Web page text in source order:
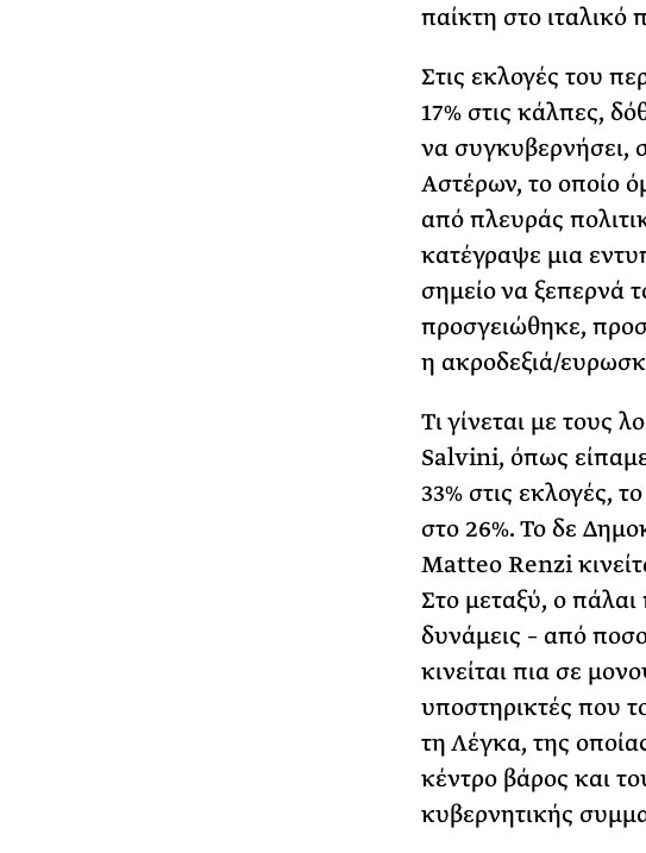
παίκτη στο ιταλικό
Στις εκλογές του
17% στις κάλπες,
να συγκυβερνήσει,
Αστέρων, το οποίο
από πλευράς
κατέγραψε μια
σημείο να ξεπερνά
προσγειώθηκε,
η ακροδεξιά/
Τι γίνεται με τους
Salvini, όπως
33% στις εκλογές,
στο 26%. Το δε
Matteo Renzi
Στο μεταξύ, ο
δυνάμεις – από
κινείται πια σε
υποστηρικτές που
τη Λέγκα, της
κέντρο βάρος και
κυβερνητικής